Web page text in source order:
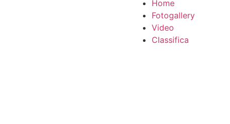
Home
Fotogallery
Video
Classifica